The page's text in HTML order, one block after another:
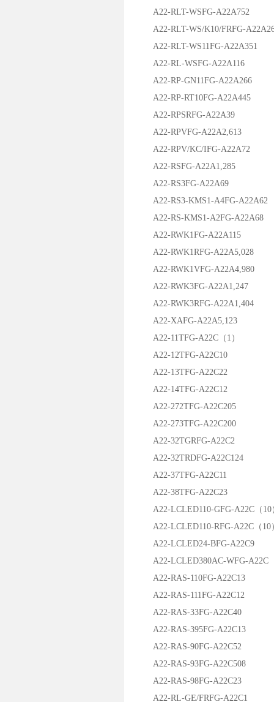
A22-RLT-WSFG-A22A752
A22-RLT-WS/K10/FRFG-
A22-RLT-WS11FG-A22A351
A22-RL-WSFG-A22A116
A22-RP-GN11FG-A22A266
A22-RP-RT10FG-A22A445
A22-RPSRFG-A22A39
A22-RPVFG-A22A2,613
A22-RPV/KC/IFG-A22A72
A22-RSFG-A22A1,285
A22-RS3FG-A22A69
A22-RS3-KMS1-A4FG-A22A62
A22-RS-KMS1-A2FG-A22A68
A22-RWK1FG-A22A115
A22-RWK1RFG-A22A5,028
A22-RWK1VFG-A22A4,980
A22-RWK3FG-A22A1,247
A22-RWK3RFG-A22A1,404
A22-XAFG-A22A5,123
A22-11TFG-A22C（1）
A22-12TFG-A22C10
A22-13TFG-A22C22
A22-14TFG-A22C12
A22-272TFG-A22C205
A22-273TFG-A22C200
A22-32TGRFG-A22C2
A22-32TRDFG-A22C124
A22-37TFG-A22C11
A22-38TFG-A22C23
A22-LCLED110-GFG-A22C（10
A22-LCLED110-RFG-A22C（10
A22-LCLED24-BFG-A22C9
A22-LCLED380AC-WFG-A22C
A22-RAS-110FG-A22C13
A22-RAS-111FG-A22C12
A22-RAS-33FG-A22C40
A22-RAS-395FG-A22C13
A22-RAS-90FG-A22C52
A22-RAS-93FG-A22C508
A22-RAS-98FG-A22C23
A22-RL-GE/FRFG-A22C1